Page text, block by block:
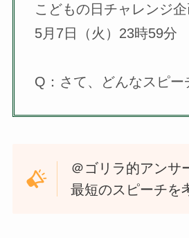
こどもの日チャレンジ
5月7日（火）23時59分
Q：さて、どんなスピー
＠ゴリラ的アンサ
最短のスピーチを